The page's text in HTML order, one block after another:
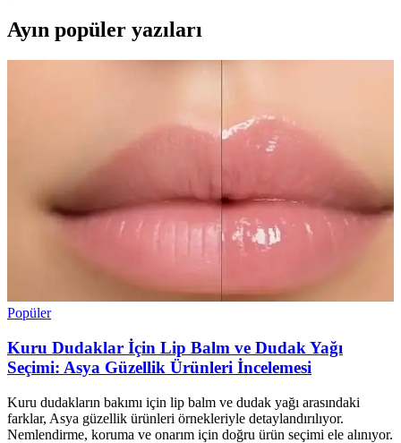
Ayın popüler yazıları
Popüler
Kuru Dudaklar İçin Lip Balm ve Dudak Yağı
Seçimi: Asya Güzellik Ürünleri İncelemesi
Kuru dudakların bakımı için lip balm ve dudak yağı arasındaki
farklar, Asya güzellik ürünleri örnekleriyle detaylandırılıyor.
Nemlendirme, koruma ve onarım için doğru ürün seçimi ele alınıyor.